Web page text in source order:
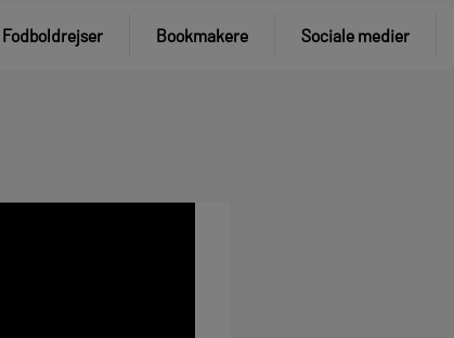
Fodboldrejser Bookmakere Sociale medier